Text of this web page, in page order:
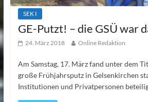
SEK I
GE-Putzt! – die GSÜ war
24. März 2018 Online Redaktion
Am Samstag, 17. März fand unter dem
große Frühjahrsputz in Gelsenkirchen
Institutionen und Privatpersonen